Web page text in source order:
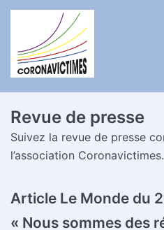
contenu
Revue de presse
Suivez la revue de presse
l’association Coronavictimes.
Article Le Monde du
« Nous sommes des